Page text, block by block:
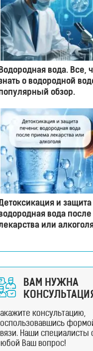
Водородная вода. Все,
о водородной
обзор.
и
вода
или
ВАМ НУЖНА
консультацию,
Наши специалисты
Ваш вопрос!